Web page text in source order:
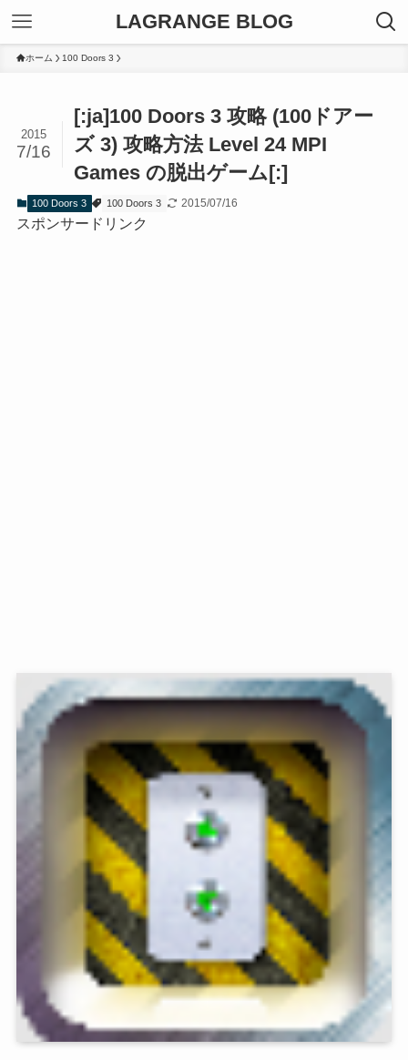
LAGRANGE BLOG
ホーム 100 Doors 3
[:ja]100 Doors 3 攻略 (100ドアー
ズ 3) 攻略方法 Level 24 MPI
Games の脱出ゲーム[:]
2015
7/16
100 Doors 3 100 Doors 3 2015/07/16
スポンサードリンク